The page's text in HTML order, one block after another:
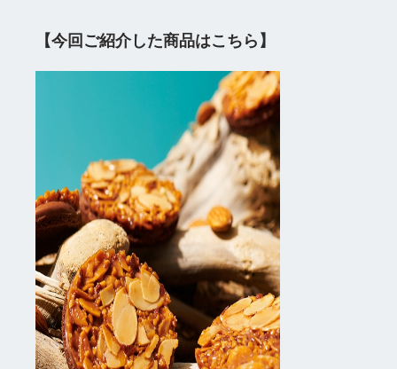
【今回ご紹介した商品はこちら】